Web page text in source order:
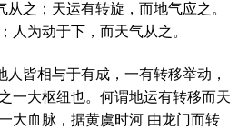
之；天运有转旋，而地气应之。
人为动于下，而天气从之。
人皆相与于有成，一有转移举动，
一大枢纽也。何谓地运有转移而天
大血脉，据黄虞时河 由龙门而转